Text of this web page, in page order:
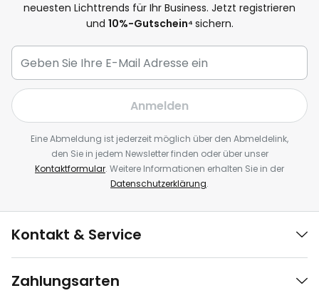
neuesten Lichttrends für Ihr Business. Jetzt registrieren
und 10%-Gutschein⁴ sichern.
Anmelden
Eine Abmeldung ist jederzeit möglich über den Abmeldelink,
den Sie in jedem Newsletter finden oder über unser
Kontaktformular. Weitere Informationen erhalten Sie in der
Datenschutzerklärung.
Kontakt & Service
Zahlungsarten